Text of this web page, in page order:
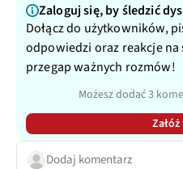
Zaloguj się, by śledzić
Dołącz do użytkowników,
odpowiedzi oraz reakcje
przegap ważnych rozmów!
Możesz dodać 3
Dodaj komentarz